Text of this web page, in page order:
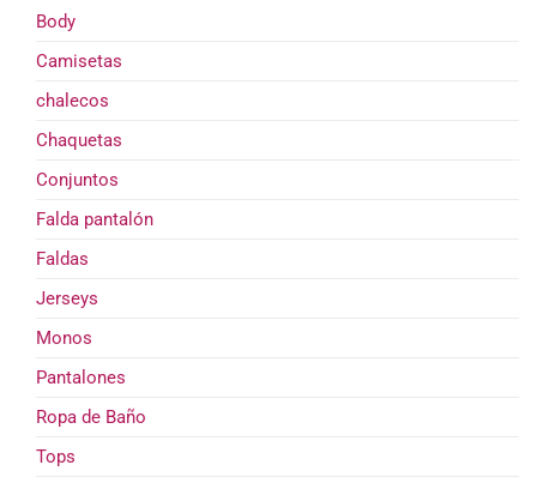
Body
Camisetas
chalecos
Chaquetas
Conjuntos
Falda pantalón
Faldas
Jerseys
Monos
Pantalones
Ropa de Baño
Tops